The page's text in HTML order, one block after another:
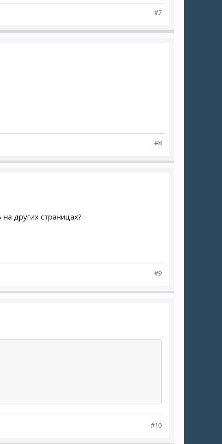
#7
#8
других страницах?
#9
#10